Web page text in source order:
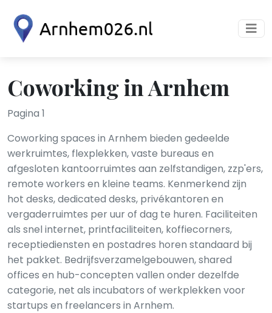
Coworking in Arnhem
Pagina 1
Coworking spaces in Arnhem bieden gedeelde
werkruimtes, flexplekken, vaste bureaus en
afgesloten kantoorruimtes aan zelfstandigen, zzp'ers,
remote workers en kleine teams. Kenmerkend zijn
hot desks, dedicated desks, privékantoren en
vergaderruimtes per uur of dag te huren. Faciliteiten
als snel internet, printfaciliteiten, koffiecorners,
receptiediensten en postadres horen standaard bij
het pakket. Bedrijfsverzamelgebouwen, shared
offices en hub-concepten vallen onder dezelfde
categorie, net als incubators of werkplekken voor
startups en freelancers in Arnhem.